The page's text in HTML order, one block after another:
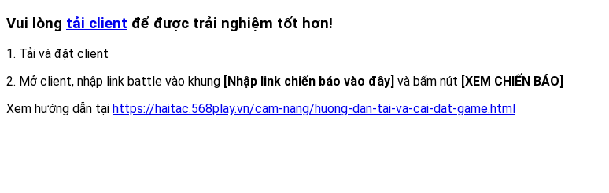
Vui lòng tải client để được trải nghiệm tốt hơn!
1. Tải và đặt client
2. Mở client, nhập link battle vào khung
[Nhập link chiến báo vào đây] và bấm nút [XEM CHIẾN BÁO]
Xem hướng dẫn tại https://haitac.568play.vn/cam-nang/huong-dan-tai-va-cai-dat-game.html